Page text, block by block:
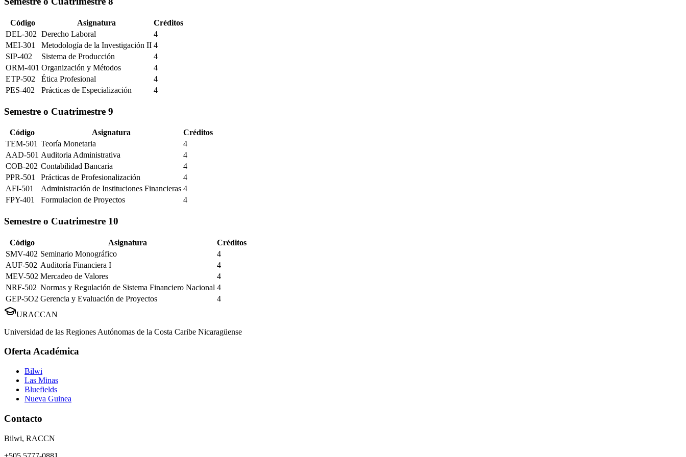
Código Asignatura
Créditos
DEL-302 Derecho Laboral
4
MEI-301
Metodología de la Investigación II 4
SIP-402
Sistema de Producción
4
ORM-401 Organización y Métodos
4
ETP-502
Ética Profesional
4
PES-402
Prácticas de Especialización 4
Semestre o Cuatrimestre 9
Código Asignatura
Créditos
TEM-501 Teoría Monetaria
4
AAD-501 Auditoria Administrativa
4
COB-202 Contabilidad Bancaria
4
PPR-501
Prácticas de Profesionalización
4
AFI-501
Administración de Instituciones Financieras 4
FPY-401
Formulacion de Proyectos 4
Semestre o Cuatrimestre 10
Código Asignatura
Créditos
SMV-402 Seminario Monográfico
4
AUF-502 Auditoría Financiera I
4
MEV-502 Mercadeo de Valores
4
NRF-502 Normas y Regulación de Sistema Financiero Nacional 4
GEP-5O2 Gerencia y Evaluación de Proyectos
4
URACCAN
Universidad de las Regiones Autónomas de la Costa Caribe Nicaragüense
Oferta Académica
Bilwi
Las Minas
Bluefields
Nueva Guinea
Contacto
Bilwi, RACCN